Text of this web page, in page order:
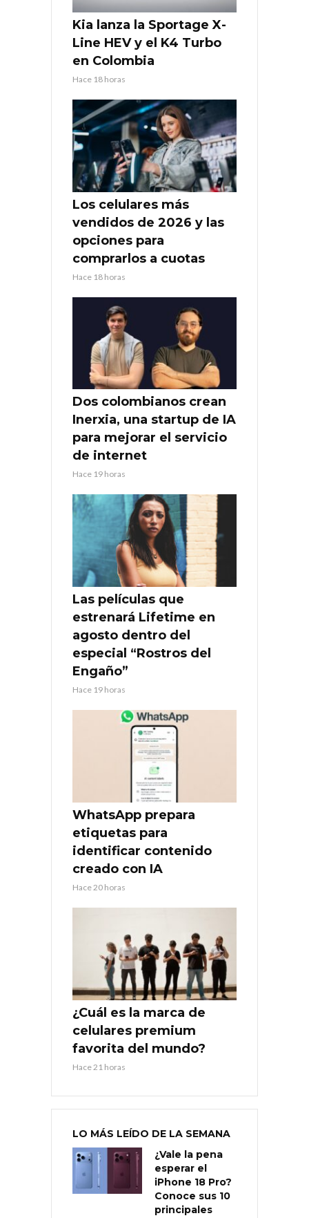
Kia lanza la Sportage X-
Line HEV y el K4 Turbo
en Colombia
Hace 18 horas
Los celulares más
vendidos de 2026 y las
opciones para
comprarlos a cuotas
Hace 18 horas
Dos colombianos crean
Inerxia, una startup de IA
para mejorar el servicio
de internet
Hace 19 horas
Las películas que
estrenará Lifetime en
agosto dentro del
especial “Rostros del
Engaño”
Hace 19 horas
WhatsApp prepara
etiquetas para
identificar contenido
creado con IA
Hace 20 horas
¿Cuál es la marca de
celulares premium
favorita del mundo?
Hace 21 horas
LO MÁS LEÍDO DE LA SEMANA
¿Vale la pena
esperar el
iPhone 18 Pro?
Conoce sus 10
principales